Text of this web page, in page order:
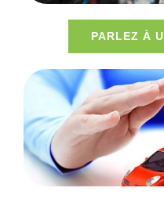
PARLEZ À